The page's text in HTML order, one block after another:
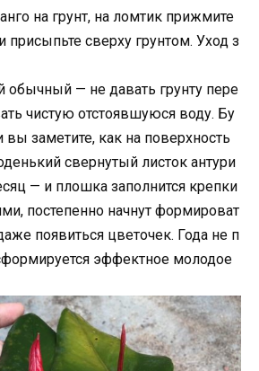
на грунт, на ломтик прижмите
присыпьте сверху грунтом. Уход з
обычный — не давать грунту пере
чистую отстоявшуюся воду. Бу
заметите, как на поверхность
свернутый листок антури
— и плошка заполнится крепки
постепенно начнут формироват
появиться цветочек. Года не п
эффектное молодое